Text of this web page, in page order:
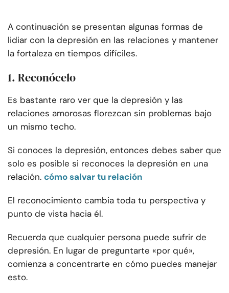
A continuación se presentan algunas formas de
lidiar con la depresión en las relaciones y mantener
la fortaleza en tiempos difíciles.
1. Reconócelo
Es bastante raro ver que la depresión y las
relaciones amorosas florezcan sin problemas bajo
un mismo techo.
Si conoces la depresión, entonces debes saber que
solo es posible si reconoces la depresión en una
relación. cómo salvar tu relación
El reconocimiento cambia toda tu perspectiva y
punto de vista hacia él.
Recuerda que cualquier persona puede sufrir de
depresión. En lugar de preguntarte «por qué»,
comienza a concentrarte en cómo puedes manejar
esto.